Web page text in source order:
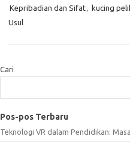
Kepribadian dan Sifat, kucing
Usul
Cari
Pos-pos Terbaru
Teknologi VR dalam Pendidikan: